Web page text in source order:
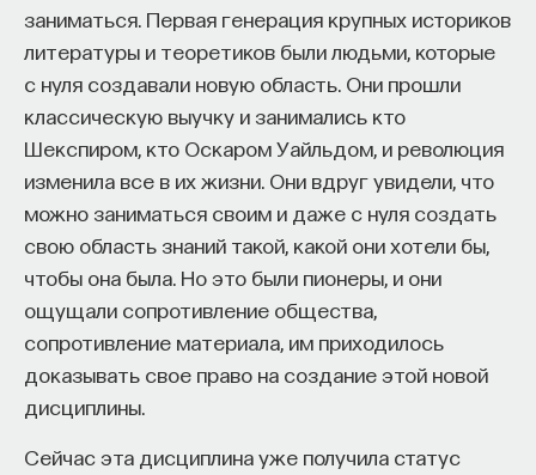
заниматься. Первая генерация крупных историков
литературы и теоретиков были людьми, которые
с нуля создавали новую область. Они прошли
классическую выучку и занимались кто
Шекспиром, кто Оскаром Уайльдом, и революция
изменила все в их жизни. Они вдруг увидели, что
можно заниматься своим и даже с нуля создать
свою область знаний такой, какой они хотели бы,
чтобы она была. Но это были пионеры, и они
ощущали сопротивление общества,
сопротивление материала, им приходилось
доказывать свое право на создание этой новой
дисциплины.
Сейчас эта дисциплина уже получила статус